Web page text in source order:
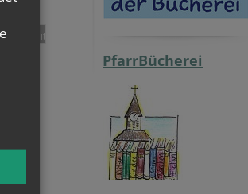
pin it
PfarrBücherei